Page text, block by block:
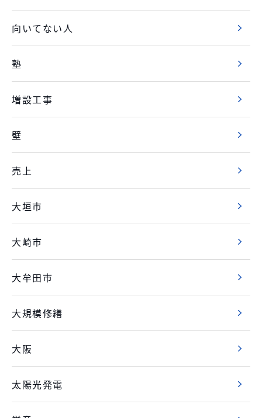
向いてない人
塾
増設工事
壁
売上
大垣市
大崎市
大牟田市
大規模修繕
大阪
太陽光発電